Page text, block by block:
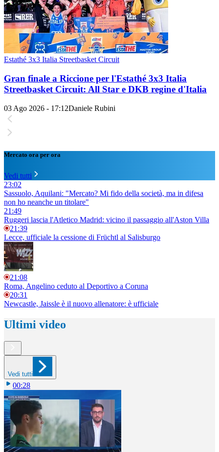
Estathé 3x3 Italia Streetbasket Circuit
Gran finale a Riccione per l'Estathé 3x3 Italia
Streetbasket Circuit: All Star e DKB regine d'Italia
03 Ago 2026 - 17:12Daniele Rubini
Mercato ora per ora
Vedi tutti
23:02
Sassuolo, Aquilani: "Mercato? Mi fido della società, ma in difesa
non ho neanche un titolare"
21:49
Ruggeri lascia l'Atletico Madrid: vicino il passaggio all'Aston Villa
21:39
Lecce, ufficiale la cessione di Früchtl al Salisburgo
21:08
Roma, Angelino ceduto al Deportivo a Coruna
20:31
Newcastle, Jaissle è il nuovo allenatore: è ufficiale
Ultimi video
Vedi tutti
00:28